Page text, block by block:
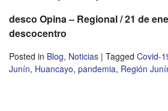
desco Opina – Regional / 21 de
descocentro
Posted in Blog, Noticias | Tagged Covid-
Junín, Huancayo, pandemia, Región